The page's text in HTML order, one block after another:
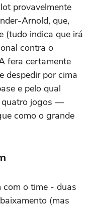
provavelmente
Arnold, que,
(tudo indica que irá
contra o
fera certamente
despedir por cima
e pelo qual
quatro jogos —
como o grande
com o time - duas
(mas